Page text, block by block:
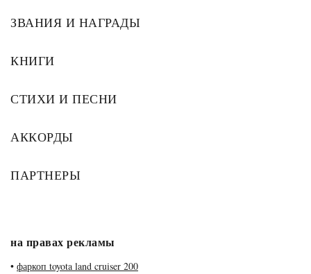
ЗВАНИЯ И НАГРАДЫ
КНИГИ
СТИХИ И ПЕСНИ
АККОРДЫ
ПАРТНЕРЫ
на правах рекламы
• фаркоп toyota land cruiser 200